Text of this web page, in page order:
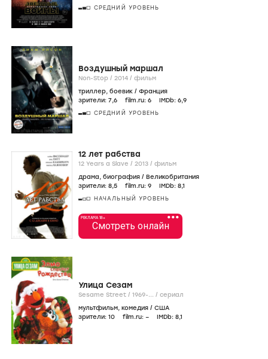
СРЕДНИЙ УРОВЕНЬ
Воздушный маршал
Non-Stop / 2014 / фильм
триллер, боевик / Франция
зрители: 7,6 film.ru: 6 IMDb: 6,9
СРЕДНИЙ УРОВЕНЬ
12 лет рабства
12 Years a Slave / 2013 / фильм
драма, биография / Великобритания
зрители: 8,5 film.ru: 9 IMDb: 8,1
НАЧАЛЬНЫЙ УРОВЕНЬ
•••
РЕКЛАМА 18+
Смотреть онлайн
Улица Сезам
Sesame Street / 1969-... / сериал
мультфильм, комедия / США
зрители: 10 film.ru: – IMDb: 8,1